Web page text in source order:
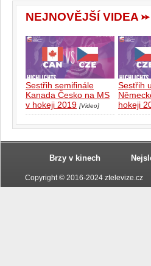
NEJNOVĚJŠÍ VIDEA
Sestřih semifinále
Kanada Česko na MS
v hokeji 2019 [Video]
Sestřih
hokeji
Brzy v kinech
Copyright © 2016-2024 ztelevize.cz